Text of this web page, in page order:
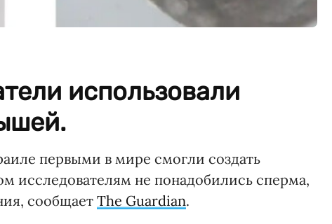
использовали
первыми в мире смогли создать
исследователям не понадобились сперма,
сообщает The Guardian.